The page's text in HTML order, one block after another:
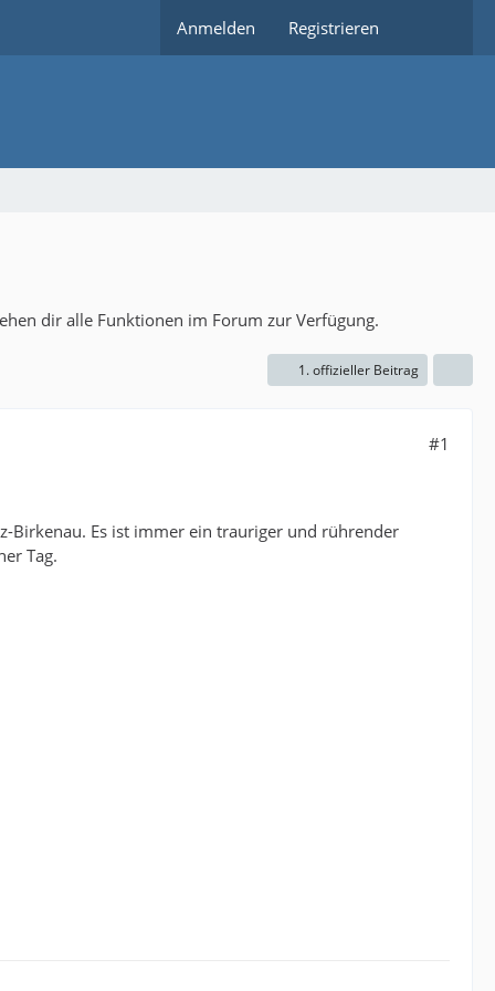
Anmelden Registrieren
dir alle Funktionen im Forum zur Verfügung.
1. offizieller Beitrag
#1
Birkenau. Es ist immer ein trauriger und rührender
Tag.